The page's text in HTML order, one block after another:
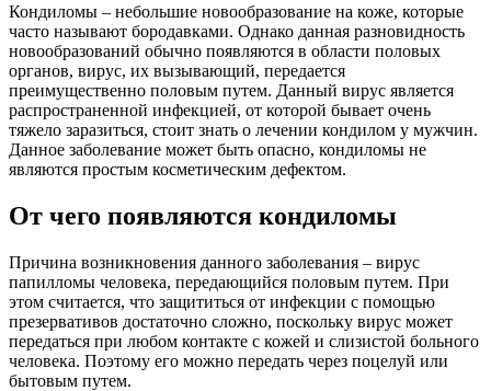
Кондиломы – небольшие новообразование на коже, которые
часто называют бородавками. Однако данная разновидность
новообразований обычно появляются в области половых
органов, вирус, их вызывающий, передается
преимущественно половым путем. Данный вирус является
распространенной инфекцией, от которой бывает очень
тяжело заразиться, стоит знать о лечении кондилом у мужчин.
Данное заболевание может быть опасно, кондиломы не
являются простым косметическим дефектом.
От чего появляются кондиломы
Причина возникновения данного заболевания – вирус
папилломы человека, передающийся половым путем. При
этом считается, что защититься от инфекции с помощью
презервативов достаточно сложно, поскольку вирус может
передаться при любом контакте с кожей и слизистой больного
человека. Поэтому его можно передать через поцелуй или
бытовым путем.